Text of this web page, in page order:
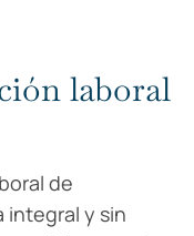
laboral
de
integral y sin